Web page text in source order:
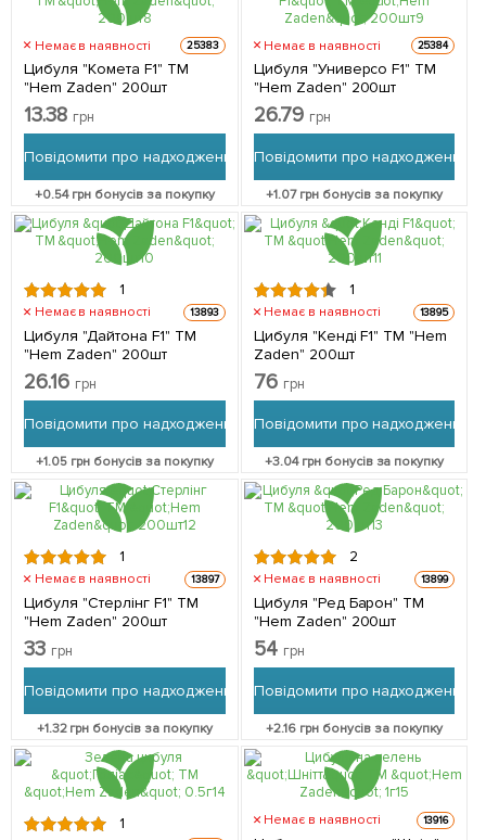
Немає в наявності 25383
Цибуля "Комета F1" ТМ
"Hem Zaden" 200шт
13.38 грн
Повідомити про надходження
+0.54грн бонусів за покупку
Немає в наявності 25384
Цибуля "Универсо F1" ТМ
"Hem Zaden" 200шт
26.79 грн
Повідомити про надходження
+1.07грн бонусів за покупку
1
Немає в наявності 13893
Цибуля "Дайтона F1" ТМ
"Hem Zaden" 200шт
26.16 грн
Повідомити про надходження
+1.05 грн бонусів за покупку
1
Немає в наявності 13895
Цибуля "Кенді F1" ТМ "Hem
Zaden" 200шт
76 грн
Повідомити про надходження
+3.04грн бонусів за покупку
1
Немає в наявності 13897
Цибуля "Стерлінг F1" ТМ
"Hem Zaden" 200шт
33 грн
Повідомити про надходження
+1.32грн бонусів за покупку
2
Немає в наявності 13899
Цибуля "Ред Барон" ТМ
"Hem Zaden" 200шт
54 грн
Повідомити про надходження
+2.16 грн бонусів за покупку
1 Немає в наявності 13916